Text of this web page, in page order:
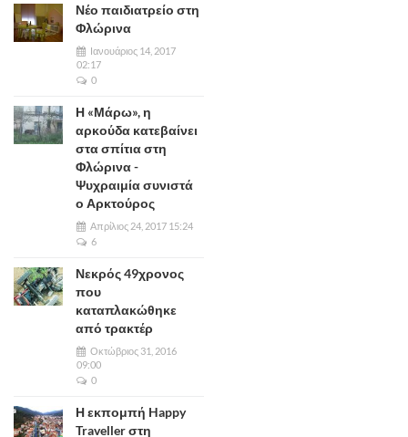
Νέο παιδιατρείο στη
Φλώρινα
Ιανουάριος 14, 2017
02:17
0
Η «Μάρω», η
αρκούδα κατεβαίνει
στα σπίτια στη
Φλώρινα -
Ψυχραιμία συνιστά
ο Αρκτούρος
Απρίλιος 24, 2017 15:24
6
Νεκρός 49χρονος
που
καταπλακώθηκε
από τρακτέρ
Οκτώβριος 31, 2016
09:00
0
Η εκπομπή Happy
Traveller στη